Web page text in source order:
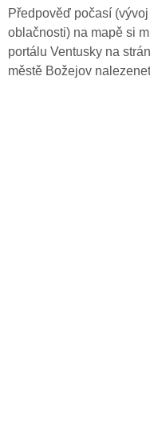
Předpověď počasí
oblačnosti) na mapě si
portálu Ventusky na
městě Božejov